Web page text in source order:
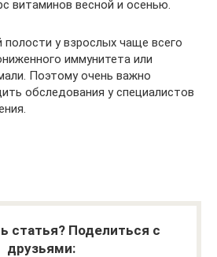
витаминов весной и осенью.
у взрослых чаще всего
иммунитета или
Поэтому очень важно
обследования у специалистов
статья? Поделиться с
друзьями: